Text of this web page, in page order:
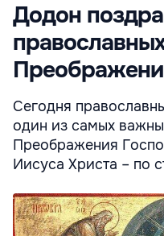
Додон
Сегодня
один из самых
Преображения
Иисуса Христа – по